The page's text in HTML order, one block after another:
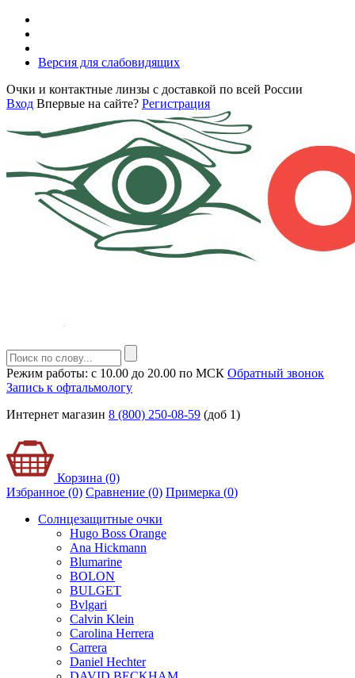
Версия для слабовидящих
Очки и контактные линзы с доставкой по всей России
Вход Впервые на сайте? Регистрация
Режим работы: с 10.00 до 20.00 по МСК Обратный звонок
Запись к офтальмологу
Интернет магазин 8 (800) 250-08-59 (доб 1)
Корзина (0)
Избранное (0) Сравнение (0) Примерка (0)
Солнцезащитные очки
Hugo Boss Orange
Ana Hickmann
Blumarine
BOLON
BULGET
Bvlgari
Calvin Klein
Carolina Herrera
Carrera
Daniel Hechter